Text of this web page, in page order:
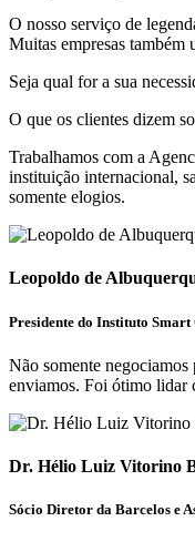
O nosso serviço de
Muitas empresas também
Seja qual for a sua
O que os clientes dizem
Trabalhamos com a
instituição internacional,
somente elogios.
Leopoldo de
Presidente do Instituto
Não somente
enviamos. Foi ótimo lidar
Dr. Hélio Luiz Vitorino
Sócio Diretor da Barcelos e